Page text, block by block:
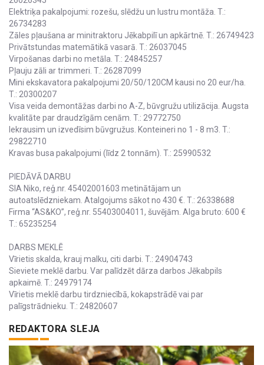
Elektriķa pakalpojumi: rozešu, slēdžu un lustru montāža. T.:
26734283
Zāles pļaušana ar minitraktoru Jēkabpilī un apkārtnē. T.: 26749423
Privātstundas matemātikā vasarā. T.: 26037045
Virpošanas darbi no metāla. T.: 24845257
Pļauju zāli ar trimmeri. T.: 26287099
Mini ekskavatora pakalpojumi 20/50/120CM kausi no 20 eur/ha.
T.: 20300207
Visa veida demontāžas darbi no A-Z, būvgružu utilizācija. Augsta
kvalitāte par draudzīgām cenām. T.: 29772750
Iekrausim un izvedīsim būvgružus. Konteineri no 1 - 8 m3. T.:
29822710
Kravas busa pakalpojumi (līdz 2 tonnām). T.: 25990532
PIEDĀVĀ DARBU
SIA Niko, reģ.nr. 45402001603 metinātājam un
autoatslēdzniekam. Atalgojums sākot no 430 €. T.: 26338688
Firma “AS&KO”, reģ.nr. 55403004011, šuvējām. Alga bruto: 600 €
T.: 65235254
DARBS MEKLĒ
Vīrietis skalda, krauj malku, citi darbi. T.: 24904743
Sieviete meklē darbu. Var palīdzēt dārza darbos Jēkabpils
apkaimē. T.: 24979174
Vīrietis meklē darbu tirdzniecībā, kokapstrādē vai par
palīgstrādnieku. T.: 24820607
REDAKTORA SLEJA